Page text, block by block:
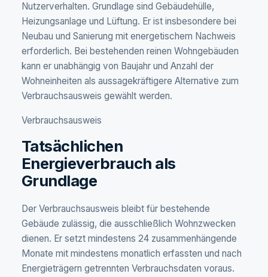
Nutzerverhalten. Grundlage sind Gebäudehülle,
Heizungsanlage und Lüftung. Er ist insbesondere bei
Neubau und Sanierung mit energetischem Nachweis
erforderlich. Bei bestehenden reinen Wohngebäuden
kann er unabhängig von Baujahr und Anzahl der
Wohneinheiten als aussagekräftigere Alternative zum
Verbrauchsausweis gewählt werden.
Verbrauchsausweis
Tatsächlichen
Energieverbrauch als
Grundlage
Der Verbrauchsausweis bleibt für bestehende
Gebäude zulässig, die ausschließlich Wohnzwecken
dienen. Er setzt mindestens 24 zusammenhängende
Monate mit mindestens monatlich erfassten und nach
Energieträgern getrennten Verbrauchsdaten voraus.